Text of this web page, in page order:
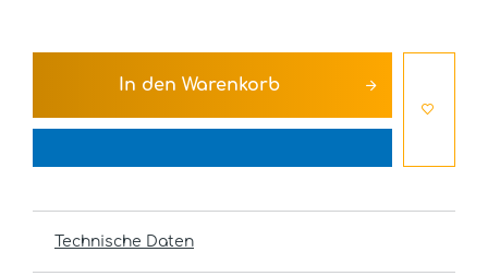
In den Warenkorb
Technische Daten